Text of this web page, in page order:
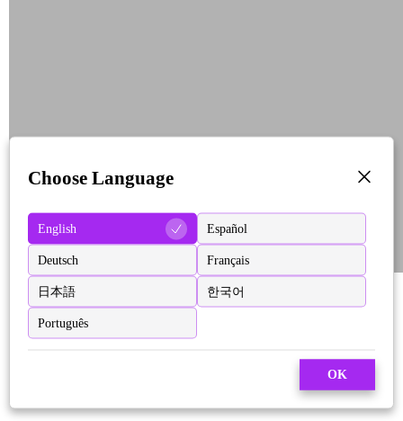
Choose Language
English Español
Deutsch Français
日本語 한국어
Português
OK